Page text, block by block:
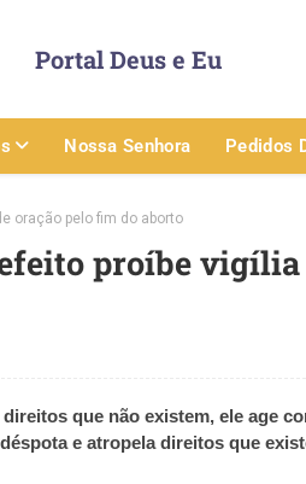
Portal Deus e Eu
Nossa Senhora Pedidos
oração pelo fim do aborto
proíbe vigília
que não existem, ele age
déspota e atropela direitos que